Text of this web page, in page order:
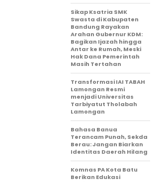
Sikap Ksatria SMK
Swasta di Kabupaten
Bandung Rayakan
Arahan Gubernur KDM:
Bagikan Ijazah hingga
Antar ke Rumah, Meski
Hak Dana Pemerintah
Masih Tertahan
Transformasi IAI TABAH
Lamongan Resmi
menjadi Universitas
Tarbiyatut Tholabah
Lamongan
Bahasa Banua
Terancam Punah, Sekda
Berau: Jangan Biarkan
Identitas Daerah Hilang
Komnas PA Kota Batu
Berikan Edukasi